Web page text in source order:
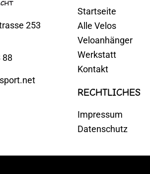
253
88
Startseite
Alle Velos
Veloanhänger
Werkstatt
Kontakt
RECHTLICHES
Impressum
Datenschutz